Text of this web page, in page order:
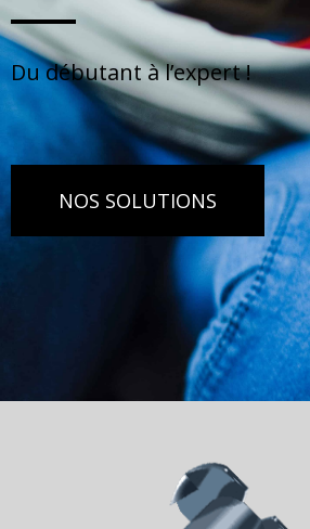
Du débutant à l’expert !
NOS SOLUTIONS